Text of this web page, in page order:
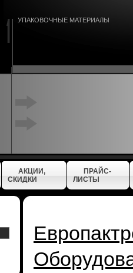
УПАКОВОЧНЫЕ МАТЕРИАЛЫ
АКЦИИ,
СКИДКИ
ПРАЙС-
ЛИСТЫ